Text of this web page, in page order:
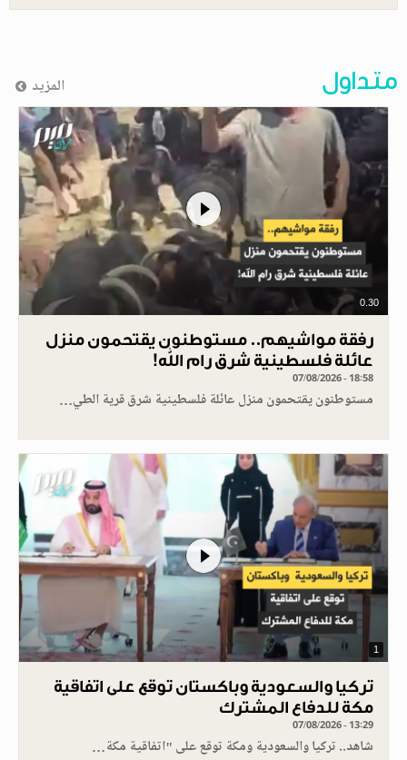
متداول المزيد
0.30
رفقة مواشيهم.. مستوطنون يقتحمون منزل
عائلة فلسطينية شرق رام الله!
07/08/2026 - 18:58
مستوطنون يقتحمون منزل عائلة فلسطينية شرق قرية الطي…
1
تركيا والسعودية وباكستان توقع على اتفاقية
مكة للدفاع المشترك
07/08/2026 - 13:29
شاهد.. تركيا والسعودية ومكة توقع على "اتفاقية مكة…